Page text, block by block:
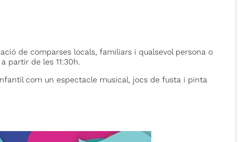
de comparses locals, familiars i qualsevol persona o
partir de les 11:30h.
com un espectacle musical, jocs de fusta i pinta